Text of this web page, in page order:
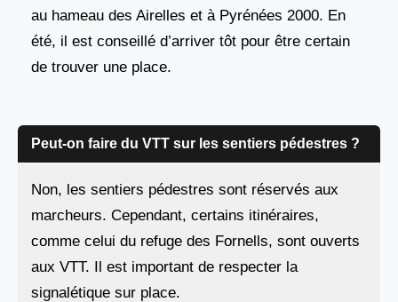
au hameau des Airelles et à Pyrénées 2000. En
été, il est conseillé d’arriver tôt pour être certain
de trouver une place.
Peut-on faire du VTT sur les sentiers pédestres ?
Non, les sentiers pédestres sont réservés aux
marcheurs. Cependant, certains itinéraires,
comme celui du refuge des Fornells, sont ouverts
aux VTT. Il est important de respecter la
signalétique sur place.